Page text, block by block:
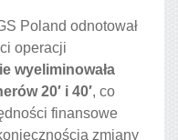
Poland odnotował
operacji
wyeliminowała
20′ i 40′, co
finansowe
zmiany